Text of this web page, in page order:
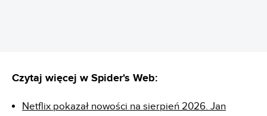
Czytaj więcej w Spider's Web:
Netflix pokazał nowości na sierpień 2026. Jan